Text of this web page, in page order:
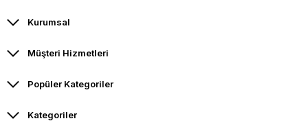
Kurumsal
Müşteri Hizmetleri
Popüler Kategoriler
Kategoriler